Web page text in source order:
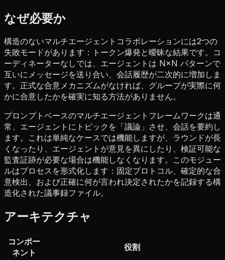
なぜ必要か
構造のないマルチエージェントコラボレーションには2つの
失敗モードがあります：トークン爆発と曖昧な結果です。コ
ーディネーターなしでは、エージェントは N×N パターンで
互いにメッセージを送り合い、会話履歴が二次的に増加しま
す。正式な合意メカニズムがなければ、グループが実際に何
かに合意したかを確実に知る方法がありません。
プロンプトベースのマルチエージェントフレームワークは通
常、エージェントにトピックを「議論」させ、会話を要約し
ます。これは単純なケースでは機能しますが、ラウンドが長
くなったり、エージェントが意見を異にしたり、検証可能な
監査証跡が必要な場合は機能しなくなります。このモジュー
ルはプロセスを形式化します：固定プロトコル、確定的な合
意検出、および正確に何が言われ決定されたかを記録する構
造化された議事録ファイル。
アーキテクチャ
コンポー
ネント
役割